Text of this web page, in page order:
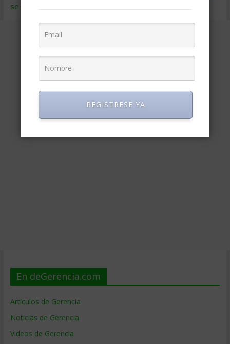
se procesan los datos de tus comentarios
En deGerencia.com
Artículos de Gerencia
Noticias de Gerencia
Videos de Gerencia
REGISTRESE YA